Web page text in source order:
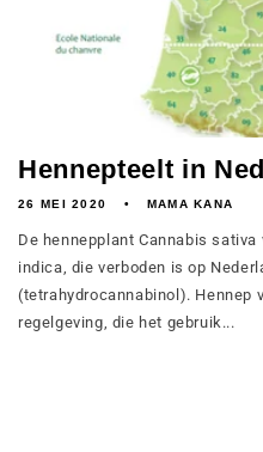
Hennepteelt in
26 MEI 2020 MAMA KANA
De hennepplant Cannabis
indica, die verboden is op
(tetrahydrocannabinol). Hennep
regelgeving, die het gebruik...